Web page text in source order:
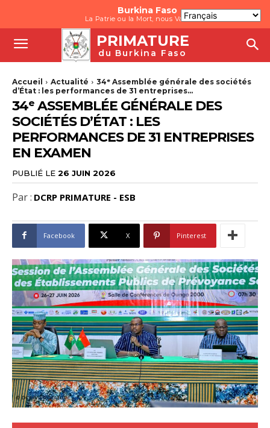
Burkina Faso
La Patrie ou la Mort, nous Vaincrons
PRIMATURE
du Burkina Faso
Accueil Actualité
34ᵉ Assemblée générale des sociétés
d’État : les performances de 31 entreprises...
34ᵉ ASSEMBLÉE GÉNÉRALE DES
SOCIÉTÉS D’ÉTAT : LES
PERFORMANCES DE 31 ENTREPRISES
EN EXAMEN
PUBLIÉ LE 26 JUIN 2026
Par : DCRP PRIMATURE - ESB
Facebook X Pinterest